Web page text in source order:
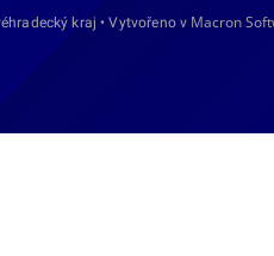
kraj • Vytvořeno v Macron